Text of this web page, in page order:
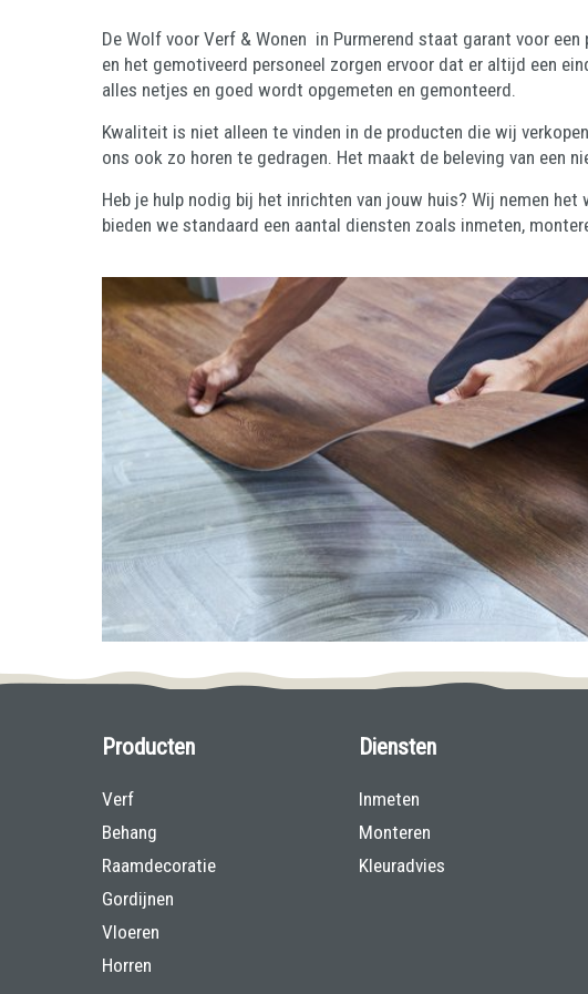
De Wolf voor Verf & Wonen in Purmerend staat garant voor
en het gemotiveerd personeel zorgen ervoor dat er altijd een
alles netjes en goed wordt opgemeten en gemonteerd.
Kwaliteit is niet alleen te vinden in de producten die wij
ons ook zo horen te gedragen. Het maakt de beleving van een
Heb je hulp nodig bij het inrichten van jouw huis? Wij nemen
bieden we standaard een aantal diensten zoals inmeten,
Producten
Verf
Behang
Raamdecoratie
Gordijnen
Vloeren
Horren
Diensten
Inmeten
Monteren
Kleuradvies